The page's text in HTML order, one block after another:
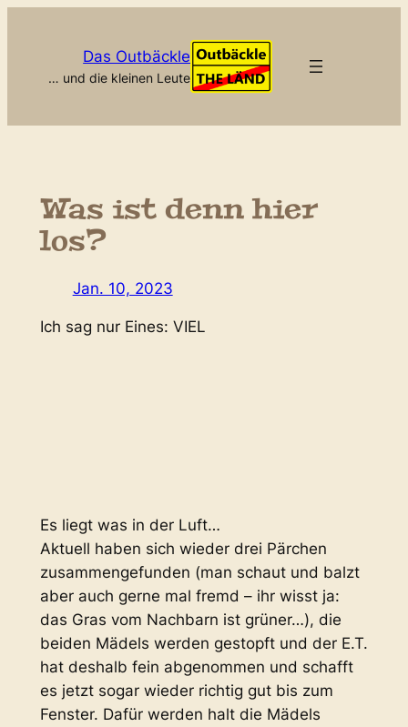
Das Outbäckle
… und die kleinen Leute
Was ist denn hier
los?
Jan. 10, 2023
Ich sag nur Eines: VIEL
Es liegt was in der Luft…
Aktuell haben sich wieder drei Pärchen
zusammengefunden (man schaut und balzt
aber auch gerne mal fremd – ihr wisst ja:
das Gras vom Nachbarn ist grüner…), die
beiden Mädels werden gestopft und der E.T.
hat deshalb fein abgenommen und schafft
es jetzt sogar wieder richtig gut bis zum
Fenster. Dafür werden halt die Mädels